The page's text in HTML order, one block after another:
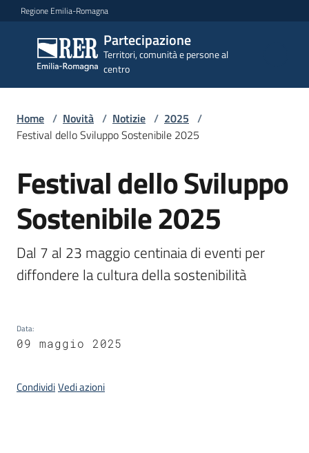
Vai al contenuto
Vai alla navigazione
Vai al footer
Regione Emilia-Romagna
Partecipazione
Territori, comunità e persone al
centro
Partecipazione
Territori, comunità e
persone al centro
Argomenti
Novità
Leggi
Piani
Progetti
Home / Novità / Notizie / 2025 /
Festival dello Sviluppo Sostenibile 2025
Salta al contenuto
Festival dello Sviluppo
Sostenibile 2025
Dal 7 al 23 maggio centinaia di eventi per
diffondere la cultura della sostenibilità
Data:
09 maggio 2025
CondividiVedi azioni